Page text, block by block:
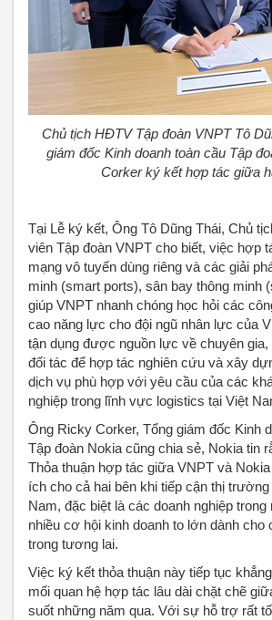
Chủ tịch HĐTV Tập đoàn VNPT Tô
giám đốc Kinh doanh toàn cầu Tập
Corker ký kết hợp tác giữa
Tại Lễ ký kết, Ông Tô Dũng Thái, Chủ
viên Tập đoàn VNPT cho biết, việc hợp
mạng vô tuyến dùng riêng và các giải
minh (smart ports), sân bay thông minh
giúp VNPT nhanh chóng học hỏi các
cao năng lực cho đội ngũ nhân lực của
tận dụng được nguồn lực về chuyên gia,
đối tác để hợp tác nghiên cứu và xây
dịch vụ phù hợp với yêu cầu của các
nghiệp trong lĩnh vực logistics tại Việt
Ông Ricky Corker, Tổng giám đốc Kinh
Tập đoàn Nokia cũng chia sẻ, Nokia tin
Thỏa thuận hợp tác giữa VNPT và
ích cho cả hai bên khi tiếp cận thị
Nam, đặc biệt là các doanh nghiệp
nhiều cơ hội kinh doanh to lớn dành cho
trong tương lai.
Việc ký kết thỏa thuận này tiếp tục
mối quan hệ hợp tác lâu dài chặt chẽ
suốt những năm qua. Với sự hỗ trợ rất